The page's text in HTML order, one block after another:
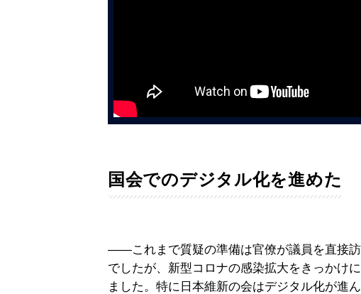
国会でのデジタル化を進めた
――これまで質疑の準備は官僚が議員を直接
でしたが、新型コロナの感染拡大をきっかけ
ました。特に日本維新の会はデジタル化が進